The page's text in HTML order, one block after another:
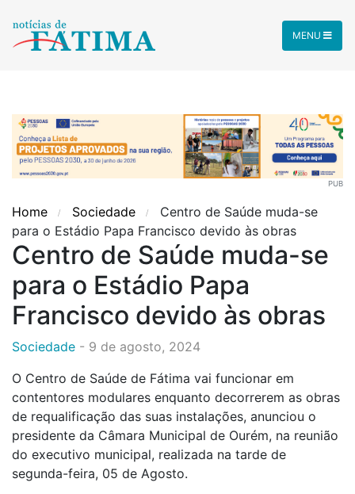
MENU
PUB
Home Sociedade
Centro de Saúde muda-se
para o Estádio Papa Francisco devido às obras
Centro de Saúde muda-se
para o Estádio Papa
Francisco devido às obras
Sociedade - 9 de agosto, 2024
O Centro de Saúde de Fátima vai funcionar em
contentores modulares enquanto decorrerem as obras
de requalificação das suas instalações, anunciou o
presidente da Câmara Municipal de Ourém, na reunião
do executivo municipal, realizada na tarde de
segunda-feira, 05 de Agosto.